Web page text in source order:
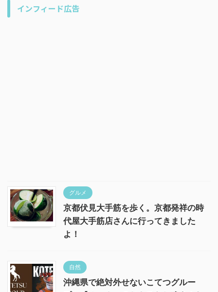
インフィード広告
グルメ
京都伏見大手筋を歩く。京都発祥の時
代屋大手筋店さんに行ってきました
よ！
自然
沖縄県で絶対外せないこてつグルー